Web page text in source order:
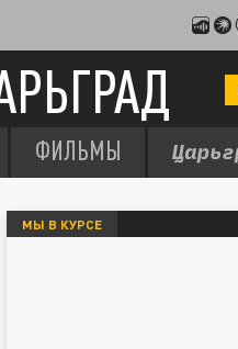
ФИЛЬМЫ
МЫ В КУРСЕ